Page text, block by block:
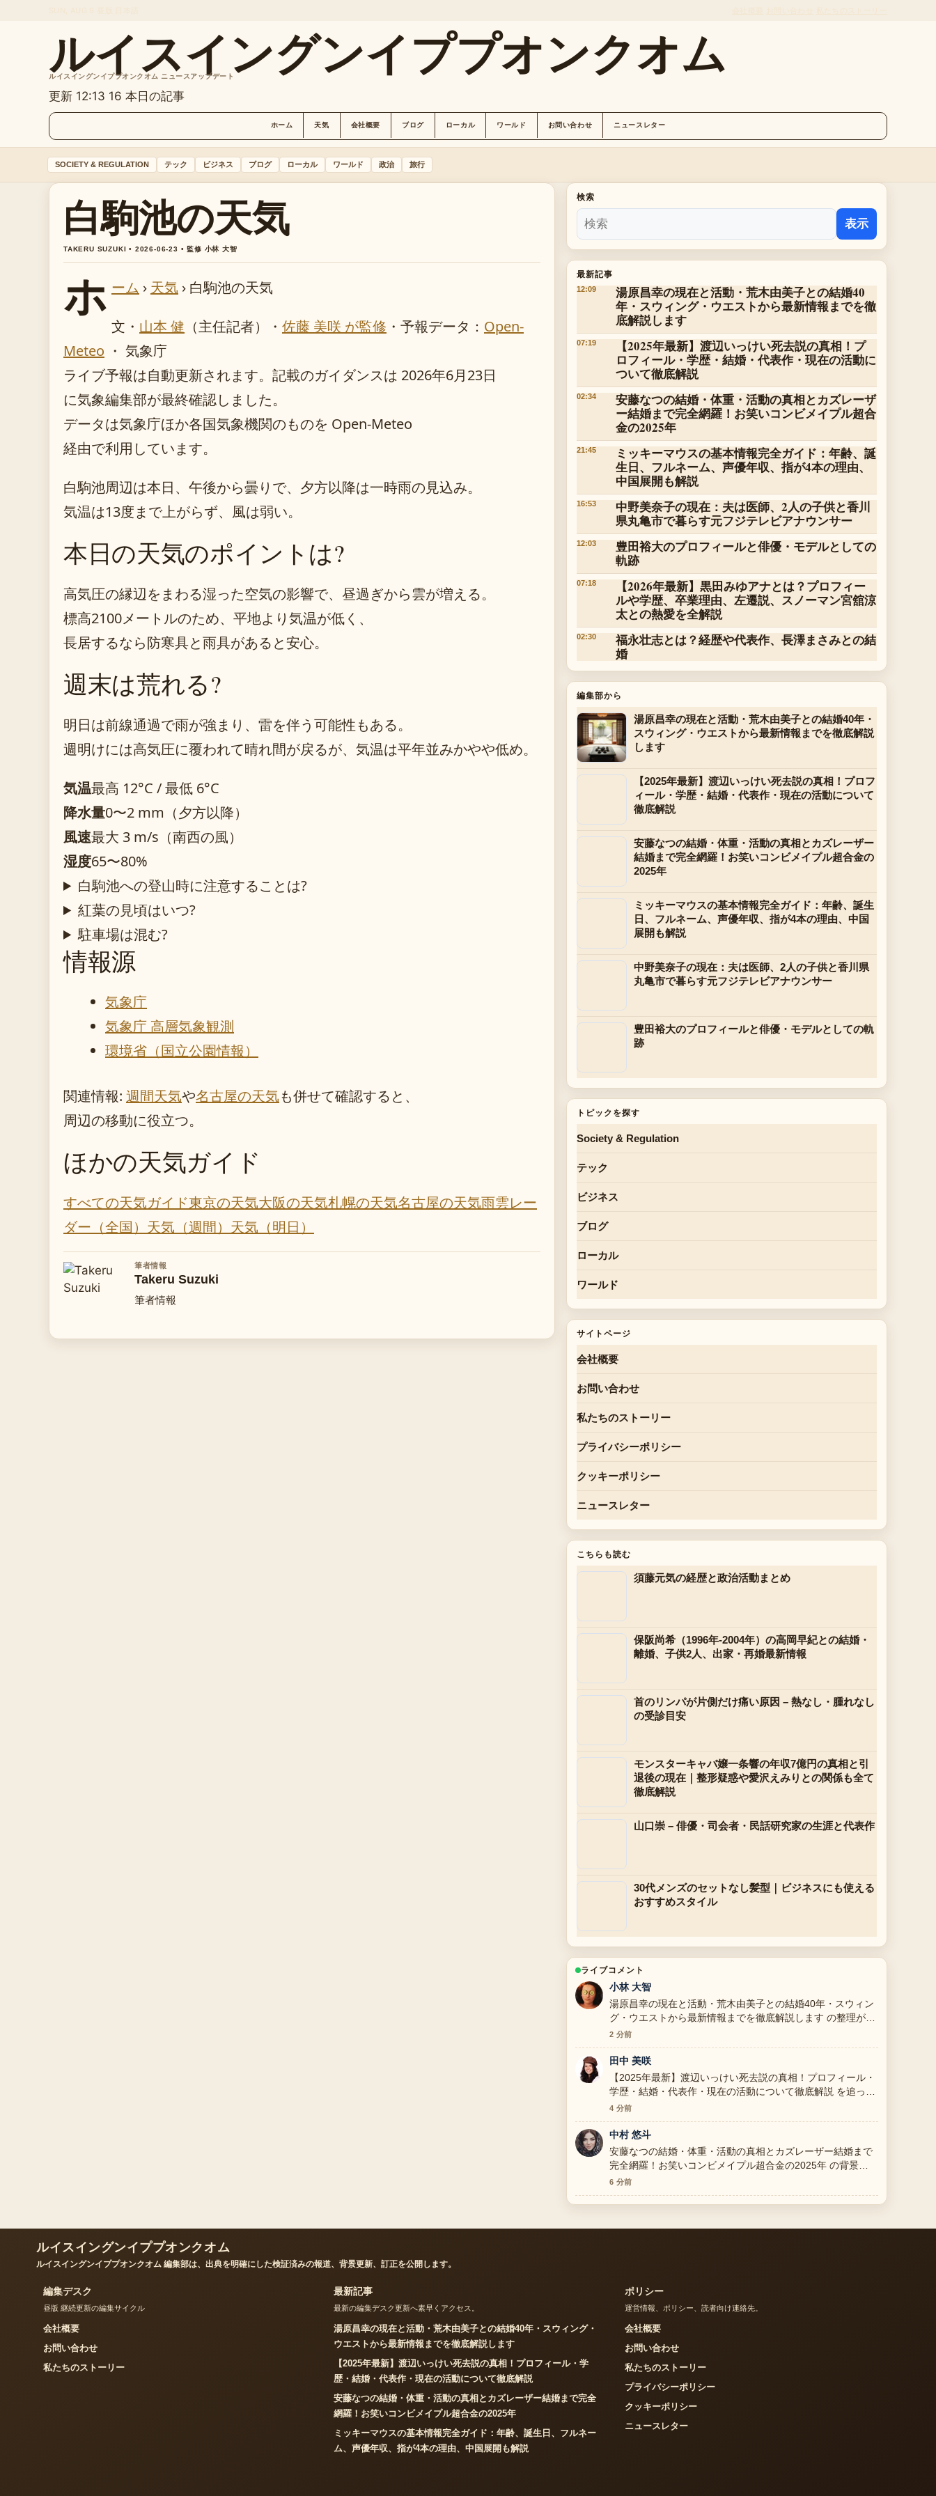
ルイスイングンイププオンクオム
ルイスイングンイププオンクオム ニュースアップデート
更新 12:13 16 本日の記事
ホーム 天気 会社概要 ブログ ローカル ワールド お問い合わせ ニュースレター
SOCIETY & REGULATION テック ビジネス ブログ ローカル ワールド 政治 旅行
白駒池の天気
TAKERU SUZUKI • 2026-06-23 • 監修 小林 大智
ホ ーム › 天気 › 白駒池の天気
文・ 山本 健 （主任記者） ・ 佐藤 美咲 が監修 ・ 予報データ： Open-
Meteo ・ 気象庁
ライブ予報は自動更新されます。記載のガイダンスは 2026年6月23日
に気象編集部が最終確認しました。
データは気象庁ほか各国気象機関のものを Open-Meteo
経由で利用しています。
白駒池周辺は本日、午後から曇りで、夕方以降は一時雨の見込み。
気温は13度まで上がらず、風は弱い。
本日の天気のポイントは?
高気圧の縁辺をまわる湿った空気の影響で、昼過ぎから雲が増える。
標高2100メートルのため、平地より気温が低く、
長居するなら防寒具と雨具があると安心。
週末は荒れる?
明日は前線通過で雨が強まり、雷を伴う可能性もある。
週明けには高気圧に覆われて晴れ間が戻るが、気温は平年並みかやや低め。
気温最高 12°C / 最低 6°C
降水量0〜2 mm（夕方以降）
風速最大 3 m/s（南西の風）
湿度65〜80%
白駒池への登山時に注意することは?
紅葉の見頃はいつ?
駐車場は混む?
情報源
気象庁
気象庁 高層気象観測
環境省（国立公園情報）
関連情報: 週間天気や名古屋の天気も併せて確認すると、
周辺の移動に役立つ。
ほかの天気ガイド
すべての天気ガイド東京の天気大阪の天気札幌の天気名古屋の天気雨雲レー
ダー（全国） 天気（週間） 天気（明日）
筆者情報
Takeru Suzuki
筆者情報
検索
表示
最新記事
12:09
湯原昌幸の現在と活動・荒木由美子との結婚40
年・スウィング・ウエストから最新情報までを徹
底解説します
07:19
【2025年最新】渡辺いっけい死去説の真相！プ
ロフィール・学歴・結婚・代表作・現在の活動に
ついて徹底解説
02:34
安藤なつの結婚・体重・活動の真相とカズレーザ
ー結婚まで完全網羅！お笑いコンビメイプル超合
金の2025年
21:45
ミッキーマウスの基本情報完全ガイド：年齢、誕
生日、フルネーム、声優年収、指が4本の理由、
中国展開も解説
16:53
中野美奈子の現在：夫は医師、2人の子供と香川
県丸亀市で暮らす元フジテレビアナウンサー
12:03
豊田裕大のプロフィールと俳優・モデルとしての
軌跡
07:18
【2026年最新】黒田みゆアナとは？プロフィー
ルや学歴、卒業理由、左遷説、スノーマン宮舘涼
太との熱愛を全解説
02:30
福永壮志とは？経歴や代表作、長澤まさみとの結
婚
編集部から
湯原昌幸の現在と活動・荒木由美子との結婚40年・
スウィング・ウエストから最新情報までを徹底解説
します
【2025年最新】渡辺いっけい死去説の真相！プロフ
ィール・学歴・結婚・代表作・現在の活動について
徹底解説
安藤なつの結婚・体重・活動の真相とカズレーザー
結婚まで完全網羅！お笑いコンビメイプル超合金の
2025年
ミッキーマウスの基本情報完全ガイド：年齢、誕生
日、フルネーム、声優年収、指が4本の理由、中国
展開も解説
中野美奈子の現在：夫は医師、2人の子供と香川県
丸亀市で暮らす元フジテレビアナウンサー
豊田裕大のプロフィールと俳優・モデルとしての軌
跡
トピックを探す
Society & Regulation
テック
ビジネス
ブログ
ローカル
ワールド
サイトページ
会社概要
お問い合わせ
私たちのストーリー
プライバシーポリシー
クッキーポリシー
ニュースレター
こちらも読む
須藤元気の経歴と政治活動まとめ
保阪尚希（1996年-2004年）の高岡早紀との結婚・
離婚、子供2人、出家・再婚最新情報
首のリンパが片側だけ痛い原因 – 熱なし・腫れなし
の受診目安
モンスターキャバ嬢一条響の年収7億円の真相と引
退後の現在｜整形疑惑や愛沢えみりとの関係も全て
徹底解説
山口崇 – 俳優・司会者・民話研究家の生涯と代表作
30代メンズのセットなし髪型｜ビジネスにも使える
おすすめスタイル
ライブコメント
小林 大智
湯原昌幸の現在と活動・荒木由美子との結婚40年・スウィン
グ・ウエストから最新情報までを徹底解説します の整理がと
ても分かりやすいです。今日の中でも特に読みやすいです。
2 分前
田中 美咲
【2025年最新】渡辺いっけい死去説の真相！プロフィール・
学歴・結婚・代表作・現在の活動について徹底解説 を追って
いますが、この解説は落ち着いていて信頼できます。
4 分前
中村 悠斗
安藤なつの結婚・体重・活動の真相とカズレーザー結婚まで
完全網羅！お笑いコンビメイプル超合金の2025年 の背景説
明が助かります。ライブ更新を続けてください。
6 分前
ルイスイングンイププオンクオム
ルイスイングンイププオンクオム 編集部は、出典を明確にした検証済みの報道、背景更新、訂正を公開します。
編集デスク
昼版 継続更新の編集サイクル
会社概要
お問い合わせ
私たちのストーリー
最新記事
最新の編集デスク更新へ素早くアクセス。
湯原昌幸の現在と活動・荒木由美子との結婚40年・スウィング・
ウエストから最新情報までを徹底解説します
【2025年最新】渡辺いっけい死去説の真相！プロフィール・学
歴・結婚・代表作・現在の活動について徹底解説
安藤なつの結婚・体重・活動の真相とカズレーザー結婚まで完全
網羅！お笑いコンビメイプル超合金の2025年
ミッキーマウスの基本情報完全ガイド：年齢、誕生日、フルネー
ム、声優年収、指が4本の理由、中国展開も解説
ポリシー
運営情報、ポリシー、読者向け連絡先。
会社概要
お問い合わせ
私たちのストーリー
プライバシーポリシー
クッキーポリシー
ニュースレター